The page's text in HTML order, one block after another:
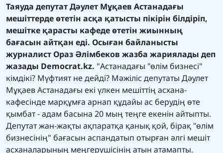
Таяуда депутат Дәулет Мұқаев Астанадағы
мешіттерде өтетін асқа қатысты пікірін білдіріп,
мешітке қарасты кафеде өтетін жиынның
бағасын айтқан еді. Осыған байланысты
журналист Ораз Әлімбеков жазба жариялады деп
жазады Democrat.kz. "Астанадағы "өлім бизнесі"
кімдікі? Мүфтият не дейді? Мәжіліс депутаты Дәулет
Мұқаев Астанадағы екі үлкен мешіттің асхана-
кафесінде марқұмға арнап құдайы ас берудің өте
қымбат - адам басына 20 мың теңге екенін айтыпты.
Депутат жан-жақты ақпаратқа қанық қой, бірақ "өлім
бизнесінің" бағасын аспандатып отырған әлгі мешіт
асханаларының меңгерушісінің атын атамапты.